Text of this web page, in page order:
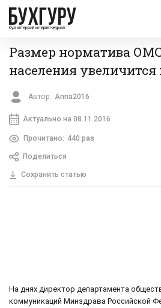
бухгалтерский интернет-журнал
Размер норматива
населения увеличится
Автор: Anna2016
Актуально на 08.11.2016
Прочитано: 440 раз
Поделиться
Сохранить статью
На днях директор департамента
коммуникаций Минздрава Российской